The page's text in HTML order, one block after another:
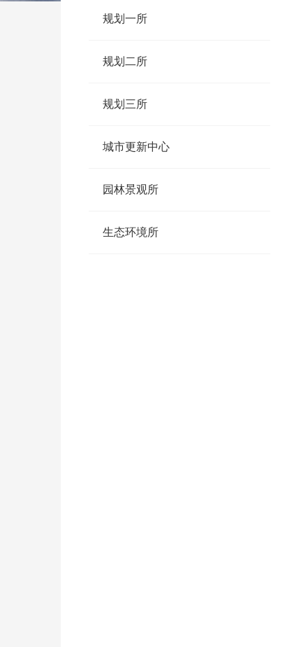
规划一所
规划二所
规划三所
城市更新中心
园林景观所
生态环境所